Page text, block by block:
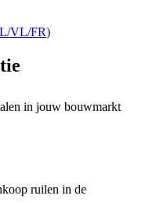
VL/FR)
in jouw bouwmarkt
ruilen in de